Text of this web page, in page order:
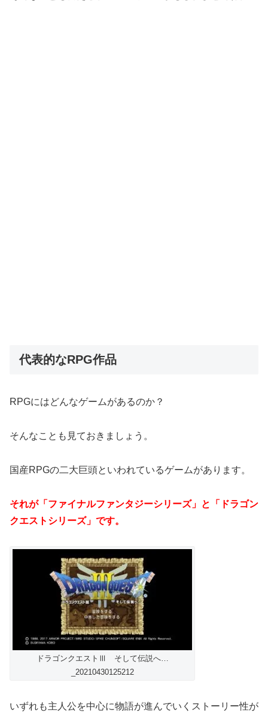
代表的なRPG作品
RPGにはどんなゲームがあるのか？
そんなことも見ておきましょう。
国産RPGの二大巨頭といわれているゲームがあります。
それが「ファイナルファンタジーシリーズ」と「ドラゴン
クエストシリーズ」です。
ドラゴンクエストⅢ そして伝説へ…
_20210430125212
いずれも主人公を中心に物語が進んでいくストーリー性が